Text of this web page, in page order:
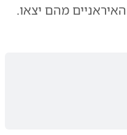
מהם יצאו.